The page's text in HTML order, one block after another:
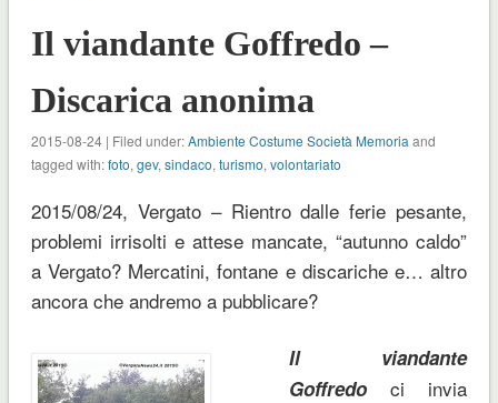
Il viandante Goffredo –
Discarica anonima
2015-08-24 | Filed under:Ambiente Costume Società Memoria and
tagged with:foto, gev, sindaco, turismo, volontariato
2015/08/24, Vergato – Rientro dalle ferie pesante,
problemi irrisolti e attese mancate, “autunno caldo”
a Vergato? Mercatini, fontane e discariche e… altro
ancora che andremo a pubblicare?
Il viandante
Goffredoci invia